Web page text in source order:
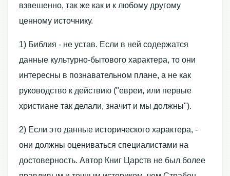
взвешенно, так же как и к любому другому
ценному источнику.
1) Библия - не устав. Если в ней содержатся
данные культурно-бытового характера, то они
интересны в познавательном плане, а не как
руководство к действию ("евреи, или первые
христиане так делали, значит и мы должны").
2) Если это данные исторического характера, -
они должны оцениваться специалистами на
достоверность. Автор Книг Царств не был более